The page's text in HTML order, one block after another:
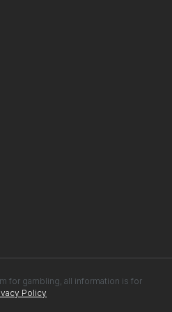
for gambling, all information is for
Policy